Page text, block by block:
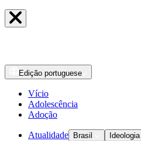
Edição portuguese
Vício
Adolescência
Adoção
Atualidade Brasil Ideologia